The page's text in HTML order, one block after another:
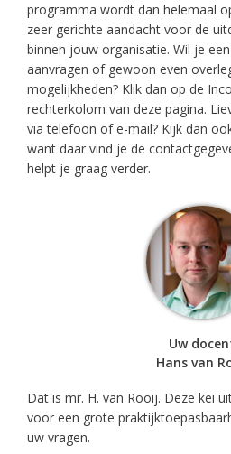
programma wordt dan helemaal
zeer gerichte aandacht voor de
binnen jouw organisatie. Wil je
aanvragen of gewoon even
mogelijkheden? Klik dan op de
rechterkolom van deze pagina.
via telefoon of e-mail? Kijk dan
want daar vind je de
helpt je graag verder.
Uw
Hans van
Dat is mr. H. van Rooij. Deze kei
voor een grote
uw vragen.